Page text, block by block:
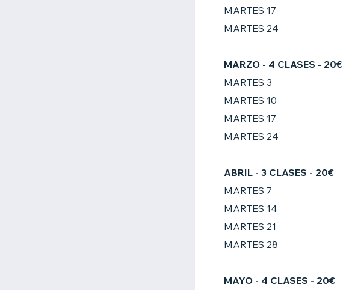
MARTES 17
MARTES 24
MARZO - 4 CLASES - 20€
MARTES 3
MARTES 10
MARTES 17
MARTES 24
ABRIL - 3 CLASES - 20€
MARTES 7
MARTES 14
MARTES 21
MARTES 28
MAYO - 4 CLASES - 20€